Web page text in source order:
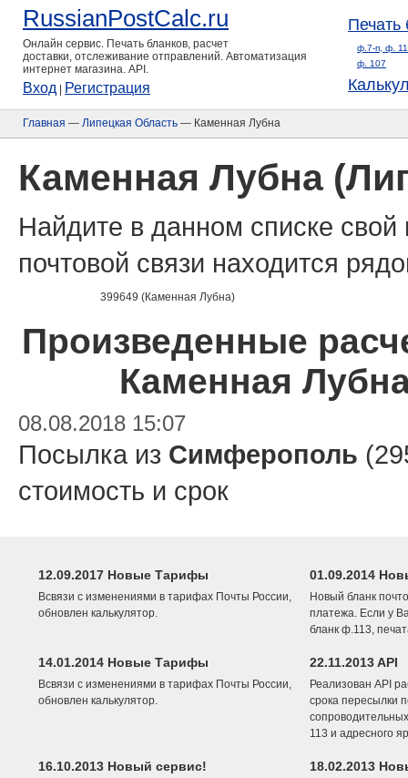
RussianPostCalc.ru
Онлайн сервис. Печать бланков, расчет
доставки, отслеживание отправлений. Автоматизация
интернет магазина. API.
Вход Регистрация
Печать
ф.7-п, ф.
ф. 107
Главная — Липецкая Область — Каменная Лубна
Каменная Лубна
Найдите в данном списке
почтовой связи находится
399649 (Каменная Лубна)
Произведенные
Каменная
08.08.2018 15:07
Посылка из Симферополь
стоимость и срок
12.09.2017 Новые Тарифы
Всвязи с изменениями в тарифах Почты России,
обновлен калькулятор.
01.09.2014
Новый бланк
платежа. Если у
бланк ф.113,
14.01.2014 Новые Тарифы
Всвязи с изменениями в тарифах Почты России,
обновлен калькулятор.
22.11.2013 API
Реализован API
срока пересылки
113 и адресного
16.10.2013 Новый сервис! 18.02.2013